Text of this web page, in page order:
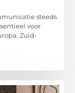
steeds
voor
Zuid-